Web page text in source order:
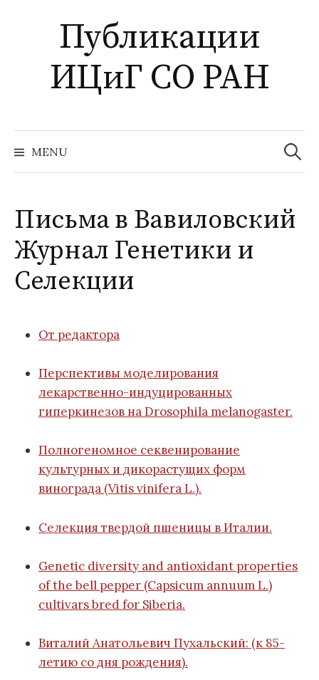
t
Публикации
ИЦиГ СО РАН
MENU а
й
Письма в Вавиловский
Журнал Генетики и
Селекции
От редактора
Перспективы моделирования
лекарственно-индуцированных
гиперкинезов на Drosophila melanogaster.
Полногеномное секвенирование
культурных и дикорастущих форм
винограда (Vitis vinifera L.).
Селекция твердой пшеницы в Италии.
Genetic diversity and antioxidant properties
of the bell pepper (Capsicum annuum L.)
cultivars bred for Siberia.
Виталий Анатольевич Пухальский: (к 85-
летию со дня рождения).